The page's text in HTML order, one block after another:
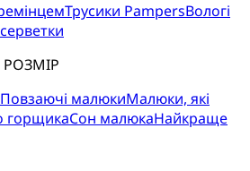
Трусики PampersВологі
РОЗМІР
Повзаючі малюкиМалюки, які
горщикаСон малюкаНайкраще